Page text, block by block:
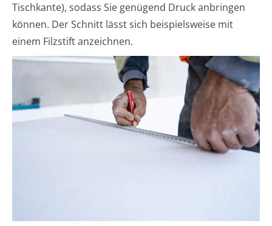
Tischkante), sodass Sie genügend Druck anbringen
können. Der Schnitt lässt sich beispielsweise mit
einem Filzstift anzeichnen.